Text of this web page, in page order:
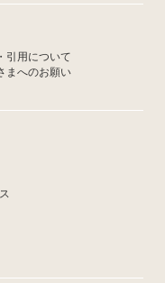
引用について
まへのお願い